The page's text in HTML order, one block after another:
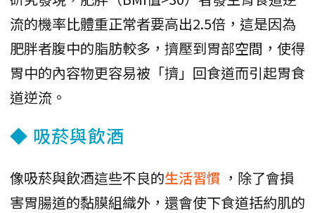
流的機率比體重正常者要高出2.5倍，這是因為
肥胖者腹中的脂肪較多，擠壓到胃部空間，使得
胃中的內容物更容易被「擠」回食道而引起胃食
道逆流。
◆ 吸菸與飲酒
像吸菸與飲酒這些不良的生活習慣 ，除了會損
害胃腸道的黏膜組織外，還會使下食道括約肌的